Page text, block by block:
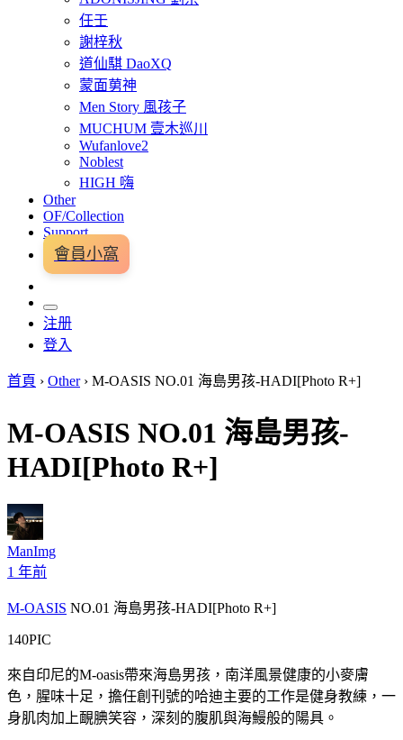
任壬
謝梓秋
道仙騏 DaoXQ
蒙面莮神
Men Story 風孩子
MUCHUM 壹木巡川
Wufanlove2
Noblest
HIGH 嗨
Other
OF/Collection
Support
會員小窩
注册
登入
首頁 › Other › M-OASIS NO.01 海島男孩-HADI[Photo R+]
M-OASIS NO.01 海島男孩-
HADI[Photo R+]
ManImg
1 年前
M-OASIS NO.01 海島男孩-HADI[Photo R+]
140PIC
來自印尼的M-oasis帶來海島男孩，南洋風景健康的小麥膚
色，腥味十足，擔任創刊號的哈迪主要的工作是健身教練，一
身肌肉加上靦腆笑容，深刻的腹肌與海鰻般的陽具。